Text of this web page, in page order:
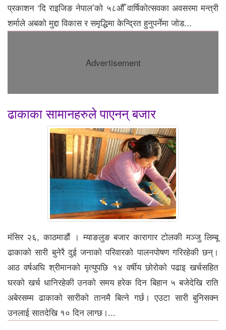
प्रकाशन ‘दि राइजिङ नेपाल’को ५८औँ वार्षिकोत्सवका अवसरमा मन्त्री
शर्माले अबको मुद्दा विकास र समृद्धिमा केन्द्रित हुनुपर्नेमा जोड...
Advertisement
ढाकाका सामानहरुले पाएनन् बजार
मंसिर २६, काठमाडौं । म्याङलुङ बजार कारागार टोलकी मञ्जु लिम्बू
ढाकाको सारी बुनेरै दुई जनाको परिवारको पालनपोषण गरिरहेकी छन्।
आठ वर्षअघि श्रीमानको मृत्युपछि १४ वर्षीय छोरोको पढाइ खर्चसहित
घरको खर्च धानिरहेकी उनको समय हरेक दिन बिहान ५ बजेदेखि राति
अबेरसम्म ढाकाको सारीको तानमै बित्ने गर्छ। एउटा सारी बुनिसक्न
उनलाई सातदेखि १० दिन लाग्छ।...